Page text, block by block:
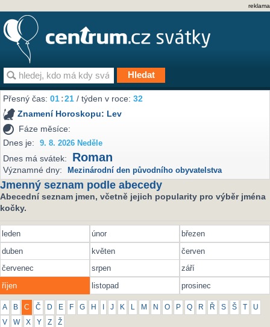
reklama
Přesný čas:01:21 / týden v roce:32
Znamení Horoskopu: Lev
Fáze měsíce:
Dnes je:
9. 8. 2026 Neděle
Dnes má svátek: Roman
Významné dny: Mezinárodní den původního obyvatelstva
Jmenný seznam podle abecedy
Abecední seznam jmen, včetně jejich popularity pro výběr jména
kočky.
leden únor
březen
duben
květen
červen
červenec
srpen
září
říjen
listopad prosinec
A B C Č D E F G H J K L M N O P Q R Ř S Š U
V W X Y Z Ž